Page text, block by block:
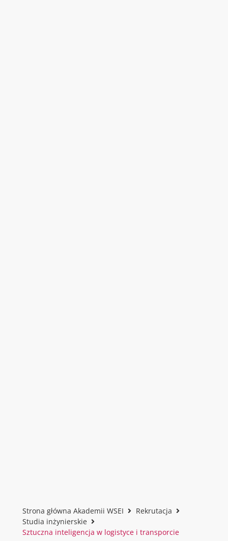
Strona główna Akademii WSEI
Rekrutacja
Studia inżynierskie
Sztuczna inteligencja w logistyce i transporcie